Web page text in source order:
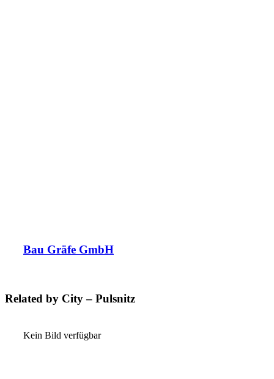
Bau Gräfe GmbH
Related by City – Pulsnitz
Kein Bild verfügbar